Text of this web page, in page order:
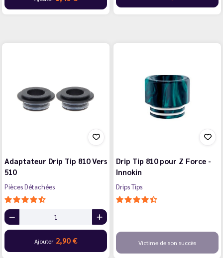
Adaptateur Drip Tip 810 Vers
510
Pièces Détachées
Ajouter 2,90 €
Drip Tip 810 pour Z Force -
Innokin
Drips Tips
Victime de son succès